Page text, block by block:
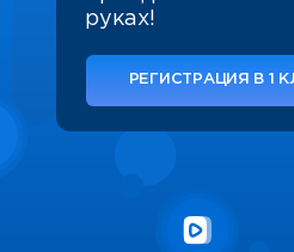
руках!
РЕГИСТРАЦИЯ В 1